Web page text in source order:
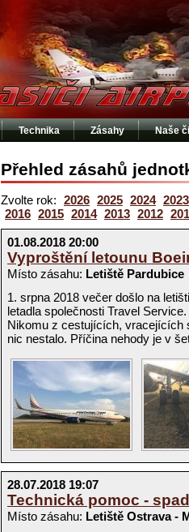
Technika Zásahy Naše
Přehled zásahů
Zvolte rok: 2026 2025 2024 2023
2016 2015 2014 2013 2012
01.08.2018 20:00
Vyproštění letounu
Místo zásahu: Letiště Pardubice
1. srpna 2018 večer došlo na
letadla společnosti Travel
Nikomu z cestujících, vracejících
nic nestalo. Příčina nehody je v
28.07.2018 19:07
Technická pomoc -
Místo zásahu: Letiště Ostrava -